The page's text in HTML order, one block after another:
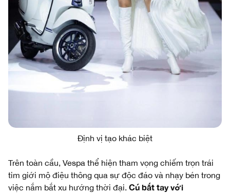
Định vị tạo khác biệt
Trên toàn cầu, Vespa thể hiện tham vọng chiếm trọn trái
tim giới mộ điệu thông qua sự độc đáo và nhạy bén trong
việc nắm bắt xu hướng thời đại. Cú bắt tay với